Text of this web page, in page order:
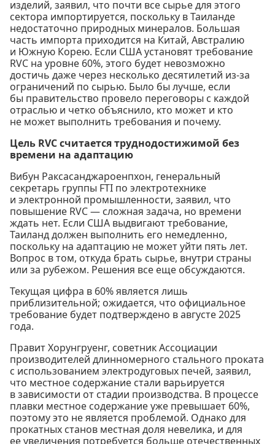
изделий, заявил, что почти все сырье для этого
сектора импортируется, поскольку в Таиланде
недостаточно природных минералов. Большая
часть импорта приходится на Китай, Австралию
и Южную Корею. Если США установят требование
RVC на уровне 60%, этого будет невозможно
достичь даже через несколько десятилетий из-за
ограничений по сырью. Было бы лучше, если
бы правительство провело переговоры с каждой
отраслью и четко объяснило, кто может и кто
не может выполнить требования и почему.
Цель RVC считается труднодостижимой без
времени на адаптацию
Вибун Раксасанджароенпхон, генеральный
секретарь группы FTI по электротехнике
и электронной промышленности, заявил, что
повышение RVC — сложная задача, но времени
ждать нет. Если США выдвигают требование,
Таиланд должен выполнить его немедленно,
поскольку на адаптацию не может уйти пять лет.
Вопрос в том, откуда брать сырье, внутри страны
или за рубежом. Решения все еще обсуждаются.
Текущая цифра в 60% является лишь
приблизительной; ожидается, что официальное
требование будет подтверждено в августе 2025
года.
Правит Хорунгруенг, советник Ассоциации
производителей длинномерного стального проката
с использованием электродуговых печей, заявил,
что местное содержание стали варьируется
в зависимости от стадии производства. В процессе
плавки местное содержание уже превышает 60%,
поэтому это не является проблемой. Однако для
прокатных станов местная доля невелика, и для
ее увеличения потребуется больше отечественных